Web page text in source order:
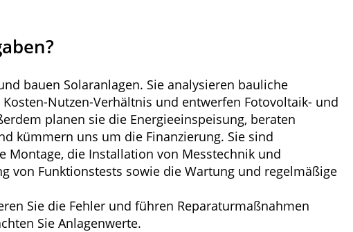
bauen Solaranlagen. Sie analysieren bauliche
Nutzen-Verhältnis und entwerfen Fotovoltaik- und
planen sie die Energieeinspeisung, beraten
kümmern uns um die Finanzierung. Sie sind
Montage, die Installation von Messtechnik und
von Funktionstests sowie die Wartung und regelmäßige
Sie die Fehler und führen Reparaturmaßnahmen
Sie Anlagenwerte.